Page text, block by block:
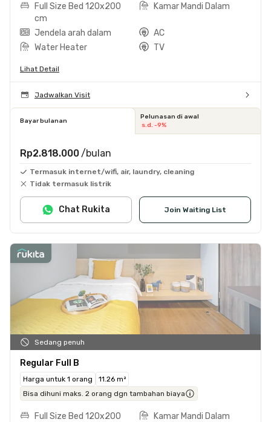
Full Size Bed 120x200
cm
Kamar Mandi Dalam
Jendela arah dalam
AC
Water Heater
TV
Lihat Detail
Jadwalkan Visit
Bayar bulanan
Pelunasan di awal
s.d. -9%
Rp2.818.000 /bulan
Termasuk internet/wifi, air, laundry, cleaning
Tidak termasuk listrik
Join Waiting List
Chat Rukita
Sedang penuh
Regular Full B
Harga untuk 1 orang
11.26 m²
Bisa dihuni maks. 2 orang dgn tambahan biaya
Full Size Bed 120x200
Kamar Mandi Dalam